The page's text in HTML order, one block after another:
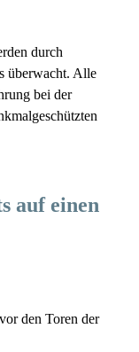
durch
überwacht. Alle
bei der
auf einen
den Toren der